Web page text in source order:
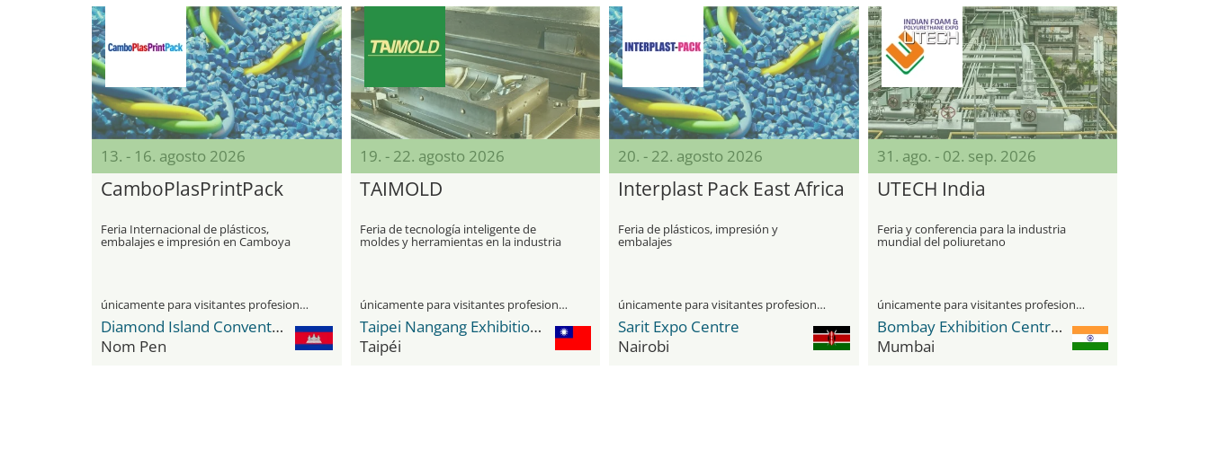
13. - 16. agosto 2026
CamboPlasPrintPack
Feria Internacional de plásticos,
embalajes e impresión en Camboya
únicamente para visitantes profesionales
Diamond Island Convention and Exhibition Center
Nom Pen
19. - 22. agosto 2026
TAIMOLD
Feria de tecnología inteligente de
moldes y herramientas en la industria
manufacturera
únicamente para visitantes profesionales
Taipei Nangang Exhibition Center
Taipéi
20. - 22. agosto 2026
Interplast Pack East Africa
Feria de plásticos, impresión y
embalajes
únicamente para visitantes profesionales
Sarit Expo Centre
Nairobi
31. ago. - 02. sep. 2026
UTECH India
Feria y conferencia para la industria
mundial del poliuretano
únicamente para visitantes profesionales
Bombay Exhibition Centre (BEC) NESCO
Mumbai